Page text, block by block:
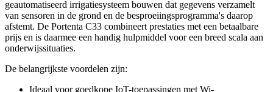
geautomatiseerd irrigatiesysteem bouwen dat gegevens verzamelt
van sensoren in de grond en de besproeiingsprogramma's daarop
afstemt. De Portenta C33 combineert prestaties met een betaalbare
prijs en is daarmee een handig hulpmiddel voor een breed scala aan
onderwijssituaties.
De belangrijkste voordelen zijn:
Ideaal voor goedkope IoT-toepassingen met Wi-